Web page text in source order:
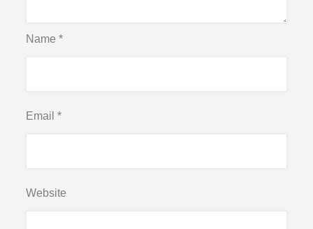
Name*
Email*
Website